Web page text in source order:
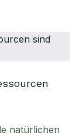
natürlichen